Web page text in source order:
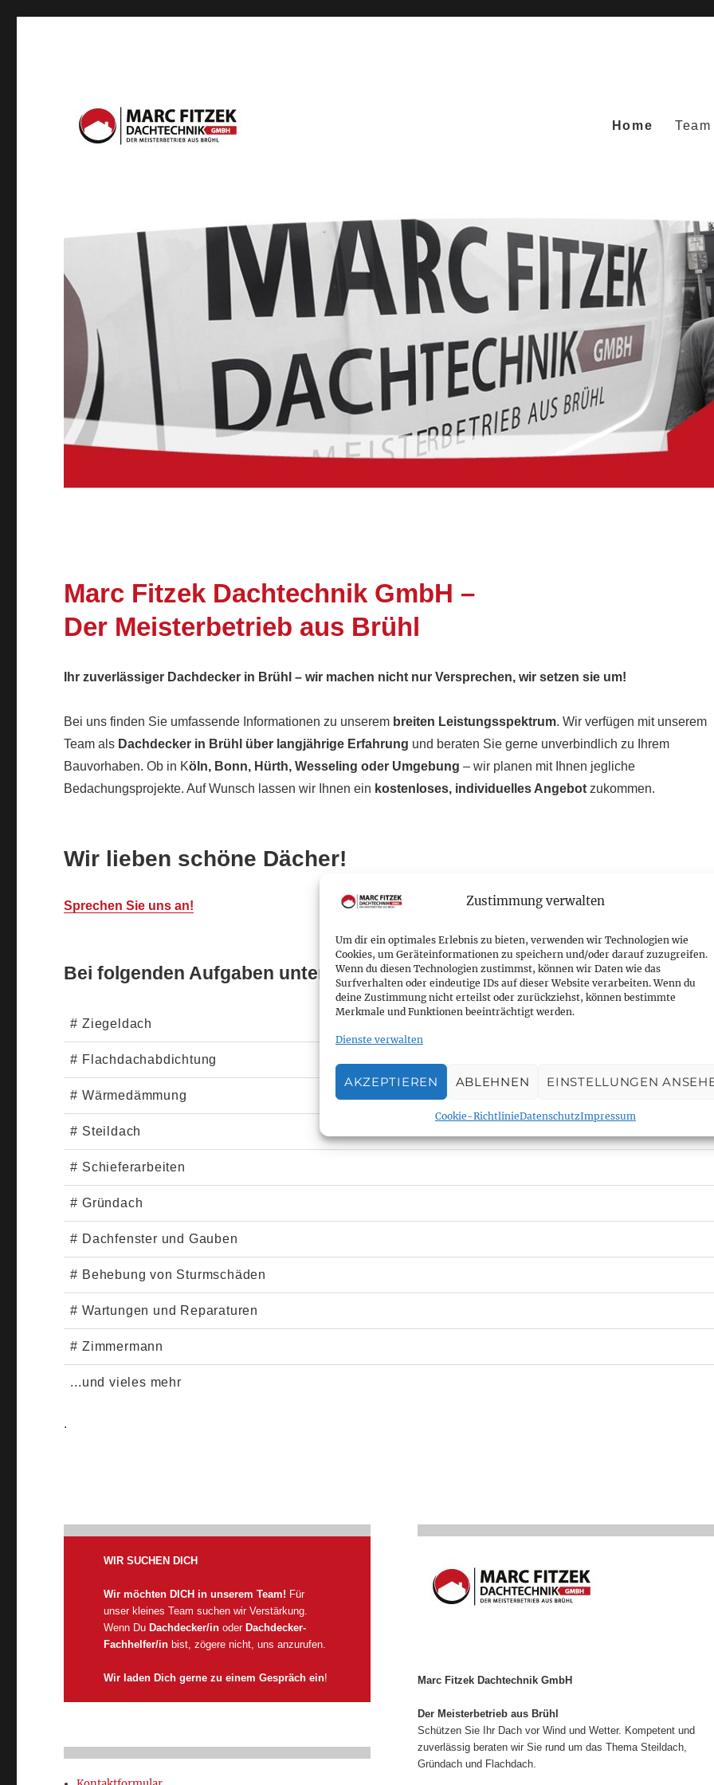
Zustimmung verwalten
Um dir ein optimales Erlebnis zu bieten, verwenden wir Technologien wie
Cookies, um Geräteinformationen zu speichern und/oder darauf zuzugreifen.
Wenn du diesen Technologien zustimmst, können wir Daten wie das
Surfverhalten oder eindeutige IDs auf dieser Website verarbeiten. Wenn du
deine Zustimmung nicht erteilst oder zurückziehst, können bestimmte
Merkmale und Funktionen beeinträchtigt werden.
Dienste verwalten
AKZEPTIEREN ABLEHNEN EINSTELLUNGEN
Cookie-RichtlinieDatenschutzImpressum
Home Team
Marc Fitzek Dachtechnik GmbH –
Der Meisterbetrieb aus Brühl
Ihr zuverlässiger Dachdecker in Brühl – wir machen nicht nur Versprechen, wir setzen sie um!
Bei uns finden Sie umfassende Informationen zu unserem breiten Leistungsspektrum. Wir verfügen mit unserem
Team als Dachdecker in Brühl über langjährige Erfahrung und beraten Sie gerne unverbindlich zu Ihrem
Bauvorhaben. Ob in Köln, Bonn, Hürth, Wesseling oder Umgebung – wir planen mit Ihnen jegliche
Bedachungsprojekte. Auf Wunsch lassen wir Ihnen ein kostenloses, individuelles Angebot zukommen.
Wir lieben schöne Dächer!
Sprechen Sie uns an!
Bei folgenden Aufgaben unterstützen wir Sie gerne:
# Ziegeldach
# Flachdachabdichtung
# Wärmedämmung
# Steildach
# Schieferarbeiten
# Gründach
# Dachfenster und Gauben
# Behebung von Sturmschäden
# Wartungen und Reparaturen
# Zimmermann
...und vieles mehr
.
WIR SUCHEN DICH
Wir möchten DICH in unserem Team! Für
unser kleines Team suchen wir Verstärkung.
Wenn Du Dachdecker/in oder Dachdecker-
Fachhelfer/in bist, zögere nicht, uns anzurufen.
Wir laden Dich gerne zu einem Gespräch ein! Marc Fitzek Dachtechnik GmbH
Der Meisterbetrieb aus Brühl
Schützen Sie Ihr Dach vor Wind und Wetter. Kompetent und
zuverlässig beraten wir Sie rund um das Thema Steildach,
Gründach und Flachdach.